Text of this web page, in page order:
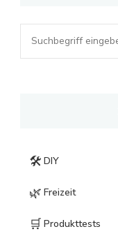
Looking
for
🛠️ DIY
🌿 Freizeit
🛒 Produkttests